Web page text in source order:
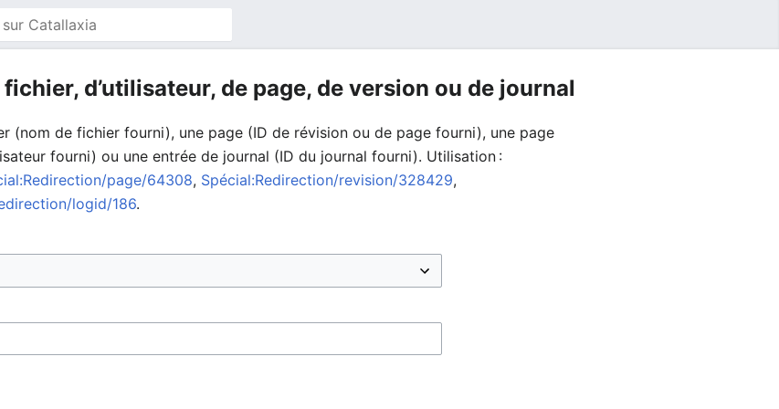
d’utilisateur, de page, de version ou de journal
(nom de fichier fourni), une page (ID de révision ou de page fourni), une page
fourni) ou une entrée de journal (ID du journal fourni). Utilisation :
page/64308, Spécial:Redirection/revision/328429,
logid/186.